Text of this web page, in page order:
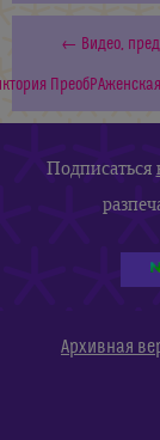
← Видео,
Подписаться
Архивная